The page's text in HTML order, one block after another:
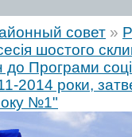
совет »
шостого
до Програми
2014 роки,
№1"